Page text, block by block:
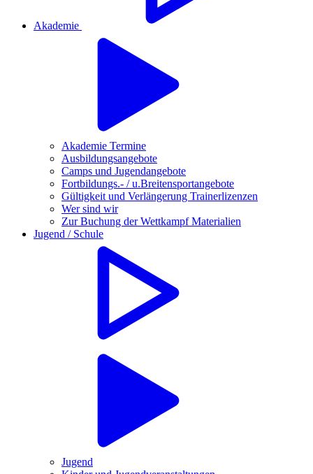
Akademie
Akademie Termine
Ausbildungsangebote
Camps und Jugendangebote
Fortbildungs.- / u.Breitensportangebote
Gültigkeit und Verlängerung Trainerlizenzen
Wer sind wir
Zur Buchung der Wettkampf Materialien
Jugend / Schule
Jugend